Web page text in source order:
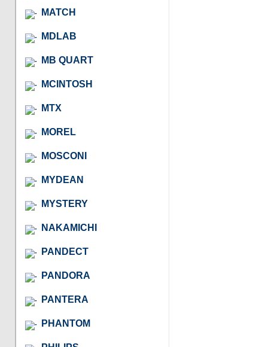
MATCH
MDLAB
MB QUART
MCINTOSH
MTX
MOREL
MOSCONI
MYDEAN
MYSTERY
NAKAMICHI
PANDECT
PANDORA
PANTERA
PHANTOM